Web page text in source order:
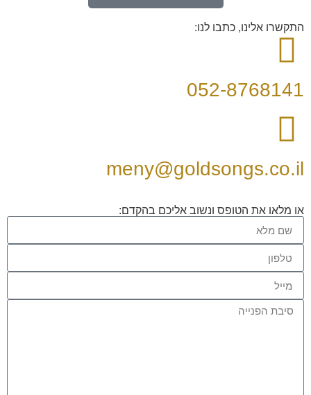
התקשרו אלינו, כתבו לנו:
052-8768141
meny@goldsongs.co.il
או מלאו את הטופס ונשוב אליכם בהקדם: